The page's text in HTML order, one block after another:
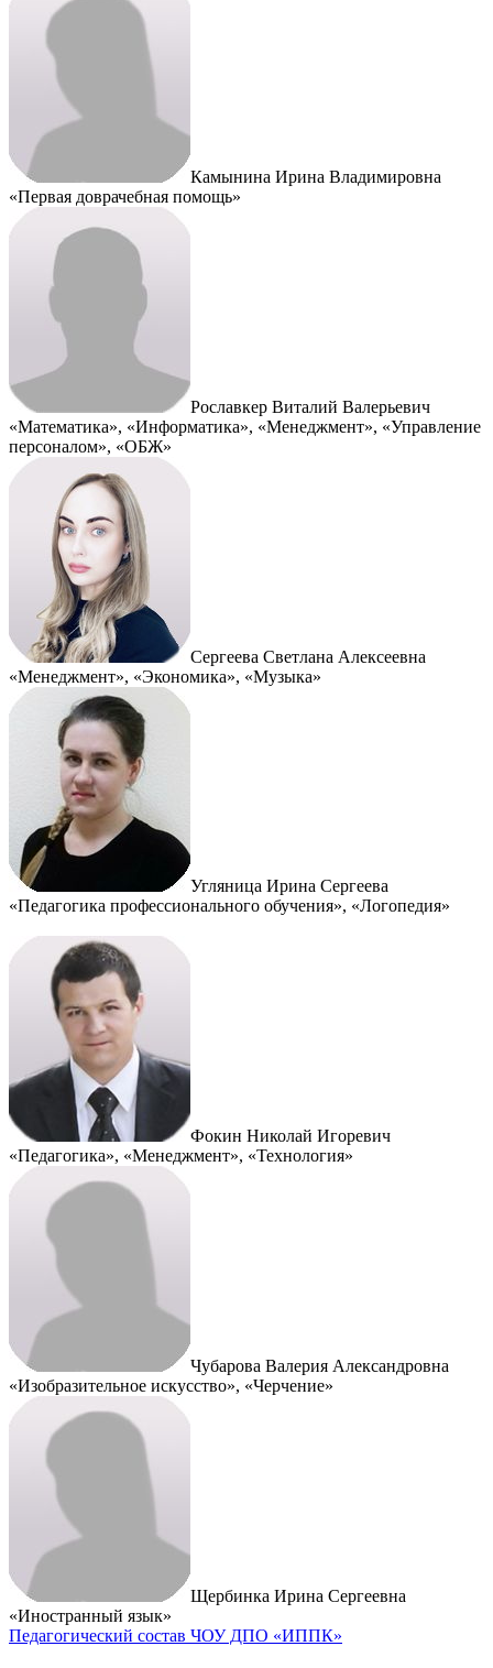
Камынина Ирина Владимировна
«Первая доврачебная помощь»
Рославкер Виталий Валерьевич
«Математика», «Информатика», «Менеджмент», «Управление
персоналом», «ОБЖ»
Сергеева Светлана Алексеевна
«Менеджмент», «Экономика», «Музыка»
Угляница Ирина Сергеева
«Педагогика профессионального обучения», «Логопедия»
Фокин Николай Игоревич
«Педагогика», «Менеджмент», «Технология»
Чубарова Валерия Александровна
«Изобразительное искусство», «Черчение»
Щербинка Ирина Сергеевна
«Иностранный язык»
Педагогический состав ЧОУ ДПО «ИППК»